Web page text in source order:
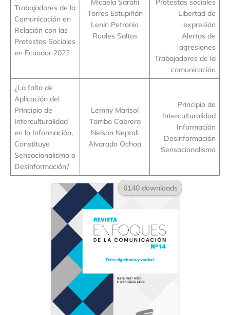
Trabajadores de la
Comunicación en
Relación con las
Protestas Sociales
en Ecuador 2022
Micaela Sarahí
Torres Estupiñán
Lenin Petronio
Ruales Saltos
Protestas sociales
Libertad de
expresión
Alertas de
agresiones
Trabajadores de la
comunicación
¿La falta de
Aplicación del
Principio de
Interculturalidad
en la Información,
Constituye
Sensacionalismo o
Desinformación?
Lemny Marisol
Tambo Cabrera
Nelson Neptali
Alvarado Ochoa
Principio de
Interculturalidad
Información
Desinformación
Sensacionalismo
6140 downloads